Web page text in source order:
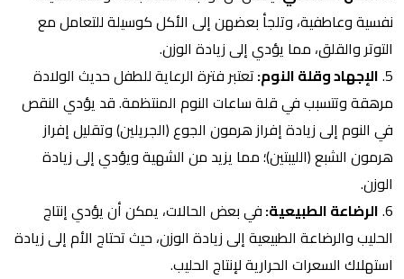
نفسية وعاطفية، وتلجأ بعضهن إلى الأكل كوسيلة للتعامل مع
التوتر والقلق، مما يؤدي إلى زيادة الوزن.
5. الإجهاد وقلة النوم:تعتبر فترة الرعاية للطفل حديث الولادة
مرهقة وتتسبب في قلة ساعات النوم المنتظمة. قد يؤدي النقص
في النوم إلى زيادة إفراز هرمون الجوع (الجريلين) وتقليل إفراز
هرمون الشبع (الليبتين)؛ مما يزيد من الشهية ويؤدي إلى زيادة
الوزن.
6. الرضاعة الطبيعية:في بعض الحالات، يمكن أن يؤدي إنتاج
الحليب والرضاعة الطبيعية إلى زيادة الوزن، حيث تحتاج الأم إلى زيادة
استهلاك السعرات الحرارية لإنتاج الحليب.